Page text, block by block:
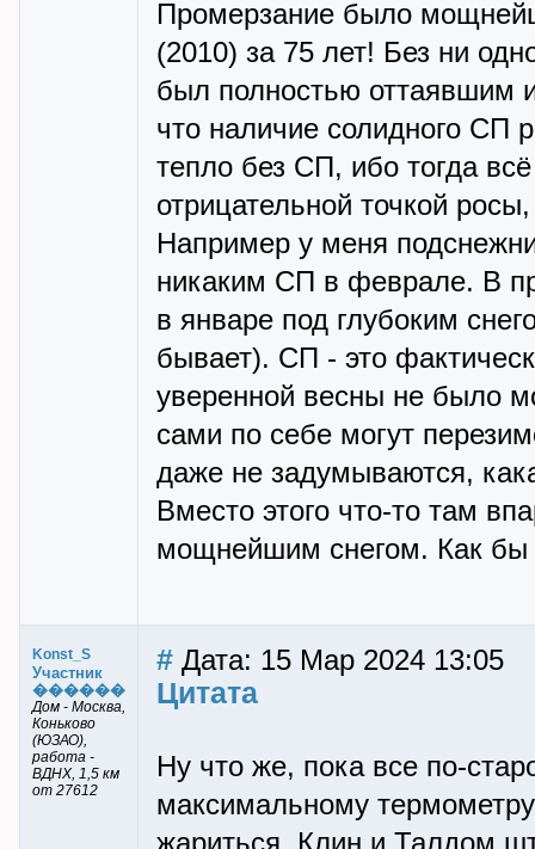
Промерзание было
(2010) за 75 лет! Без ни
был полностью оттаявшим
что наличие солидного СП
тепло без СП, ибо тогда
отрицательной точкой
Например у меня
никаким СП в феврале. В
в январе под глубоким
бывает). СП - это
уверенной весны не было
сами по себе могут
даже не задумываются,
Вместо этого что-то там
мощнейшим снегом. Как бы
Konst_S
Участник
������
Дом - Москва,
Коньково
(ЮЗАО),
работа -
ВДНХ, 1,5 км
от 27612
# Дата: 15 Мар 2024 13:05
Цитата
Ну что же, пока все по-
максимальному